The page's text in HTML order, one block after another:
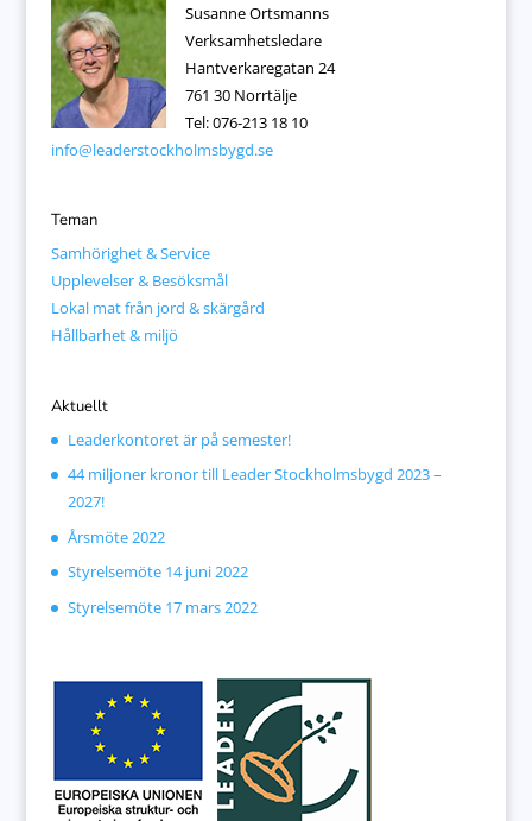
Susanne Ortsmanns
Verksamhetsledare
Hantverkaregatan 24
761 30 Norrtälje
Tel: 076-213 18 10
info@leaderstockholmsbygd.se
Teman
Samhörighet & Service
Upplevelser & Besöksmål
Lokal mat från jord & skärgård
Hållbarhet & miljö
Aktuellt
Leaderkontoret är på semester!
44 miljoner kronor till Leader Stockholmsbygd 2023 –
2027!
Årsmöte 2022
Styrelsemöte 14 juni 2022
Styrelsemöte 17 mars 2022